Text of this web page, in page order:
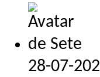
28-07-